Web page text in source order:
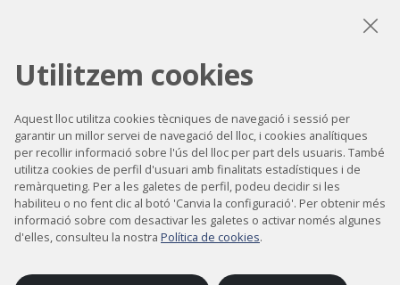
Accessibilitat
Contacte
Avís legal
Política de privacitat
Política de cookies
Mapa del lloc
Utilitzem cookies
Aquest lloc utilitza cookies tècniques de navegació i sessió per
garantir un millor servei de navegació del lloc, i cookies analítiques
per recollir informació sobre l'ús del lloc per part dels usuaris. També
utilitza cookies de perfil d'usuari amb finalitats estadístiques i de
remàrqueting. Per a les galetes de perfil, podeu decidir si les
habiliteu o no fent clic al botó 'Canvia la configuració'. Per obtenir més
informació sobre com desactivar les galetes o activar només algunes
d'elles, consulteu la nostra Política de cookies.